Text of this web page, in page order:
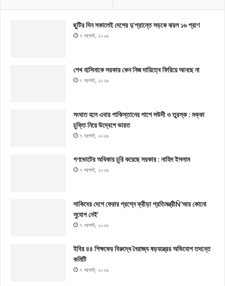
ছুটির দিন সকালেই দেশের দু’প্রান্তে সড়কে ঝরল ১৬ প্রাণ
৭ আগস্ট, ২০২৬
শেখ হাসিনাকে সরকার কেন নিজ দায়িত্বে ফিরিয়ে আনছে না
৭ আগস্ট, ২০২৬
সংঘাত হলে এবার পাকিস্তানের পাশে সউদী ও তুরস্ক : মক্কা
চুক্তি নিয়ে উদ্বেগে ভারত
৭ আগস্ট, ২০২৬
গণভোটের অধিকার চুরি করেছে সরকার : নাহিদ ইসলাম
৭ আগস্ট, ২০২৬
সাকিবের দেশে ফেরার প্রশ্নে ক্রীড়া প্রতিমন্ত্রীÑ‘আর কোনো
সুযোগ নেই’
৭ আগস্ট, ২০২৬
ইবির ৪৪ শিক্ষকের বিরুদ্ধে নৈরাজ্য ষড়যন্ত্রের অভিযোগ তদন্তে
কমিটি
৭ আগস্ট, ২০২৬